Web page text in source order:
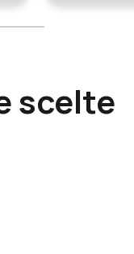
scelte